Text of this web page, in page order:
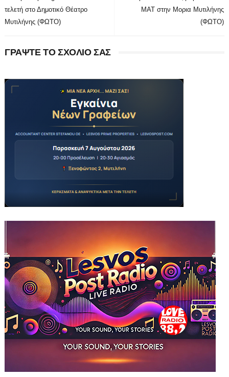
ΜΑΤ στην Μορια Μυτιλήνης
(ΦΩΤΟ)
τελετή στο Δημοτικό Θέατρο
Μυτιλήνης (ΦΩΤΟ)
ΓΡΑΨΤΕ ΤΟ ΣΧΟΛΙΟ ΣΑΣ